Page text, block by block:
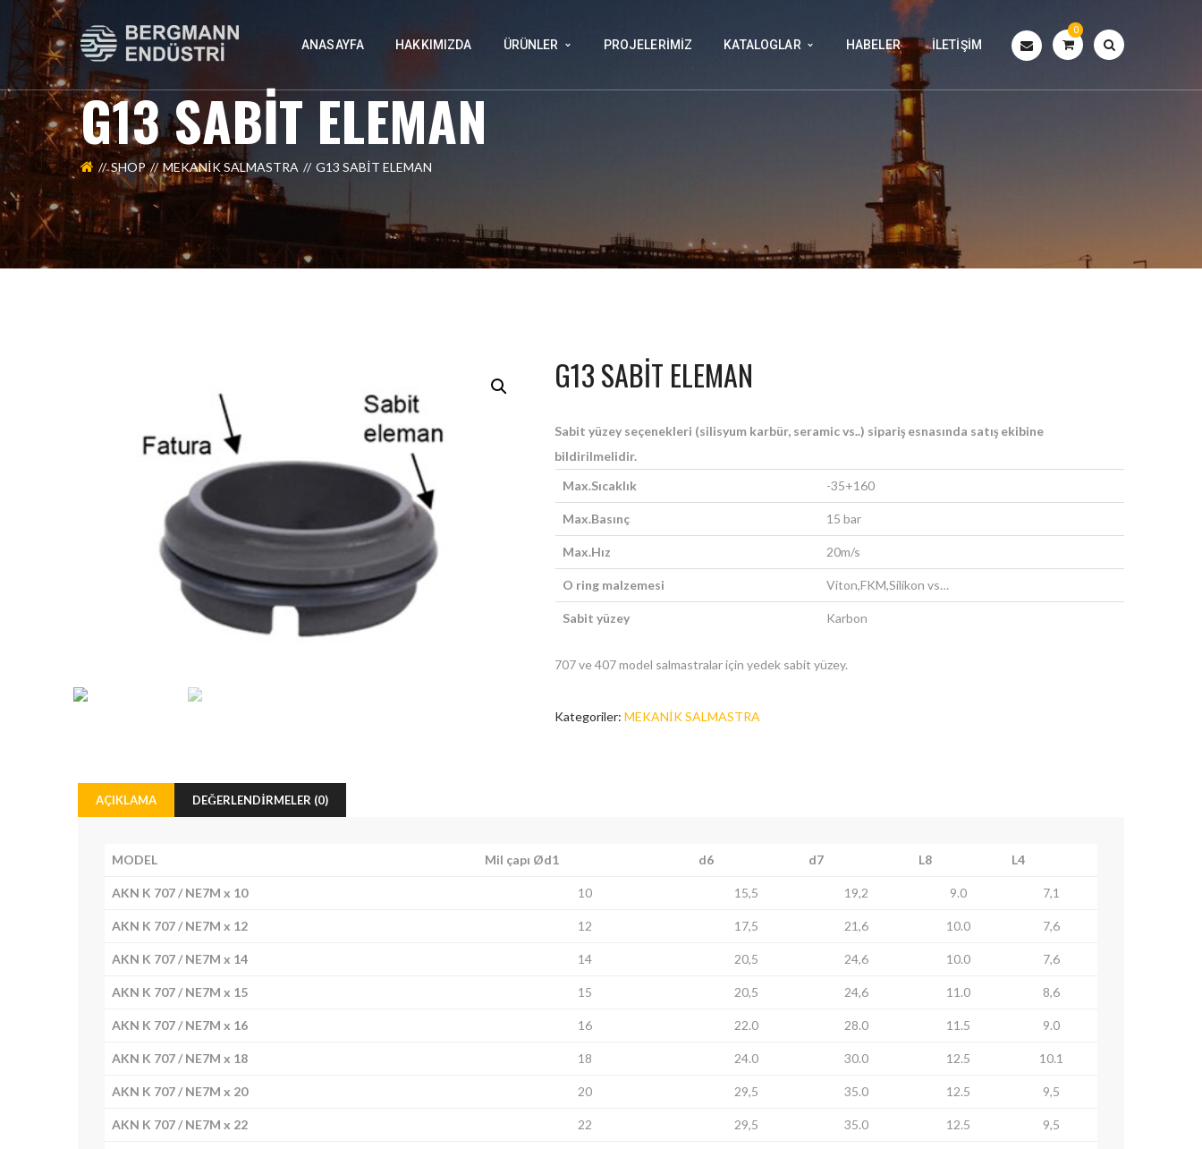
ANASAYFA HAKKIMIZDA ÜRÜNLER PROJELERIMIZ KATALOGLAR HABELER İLETIŞIM
0
G13 SABİT ELEMAN
SHOP MEKANİK SALMASTRA G13 SABİT ELEMAN
G13 SABİT ELEMAN
Sabit yüzey seçenekleri (silisyum karbür, seramic vs..) sipariş esnasında satış ekibine
bildirilmelidir.
Max.Sıcaklık
-35+160
Max.Basınç 15 bar
Max.Hız 20m/s
O ring malzemesi Viton,FKM,Silikon vs…
Sabit yüzey Karbon
707 ve 407 model salmastralar için yedek sabit yüzey.
Kategoriler:MEKANİK SALMASTRA
AÇIKLAMA DEĞERLENDIRMELER (0)
MODEL Mil çapı Ød1 d6 d7 L8 L4
AKN K 707 / NE7M x 10 10 15,5 19,2 9.0 7,1
AKN K 707 / NE7M x 12 12 17,5 21,6 10.0 7,6
AKN K 707 / NE7M x 14 14 20,5 24,6 10.0 7,6
AKN K 707 / NE7M x 15 15 20,5 24,6 11.0 8,6
AKN K 707 / NE7M x 16 16 22.0 28.0 11.5 9.0
AKN K 707 / NE7M x 18 18 24.0 30.0 12.5 10.1
AKN K 707 / NE7M x 20 20 29,5 35.0 12.5 9,5
AKN K 707 / NE7M x 22 22 29,5 35.0 12.5 9,5